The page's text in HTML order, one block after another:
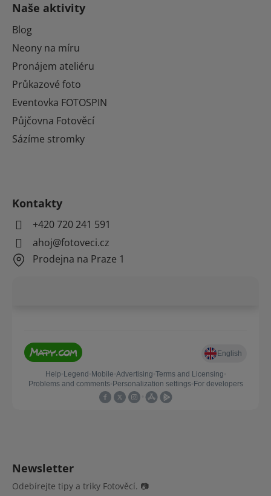
Naše aktivity
Blog
Neony na míru
Pronájem ateliéru
Průkazové foto
Eventovka FOTOSPIN
Půjčovna Fotověcí
Sázíme stromky
Kontakty
+420 720 241 591
ahoj@fotoveci.cz
Prodejna na Praze 1
Newsletter
Odebírejte tipy a triky Fotověcí. 📷